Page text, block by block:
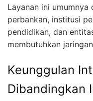
Layanan ini
perbankan, institusi
pendidikan, dan
membutuhkan
Keunggulan
Dibandingkan